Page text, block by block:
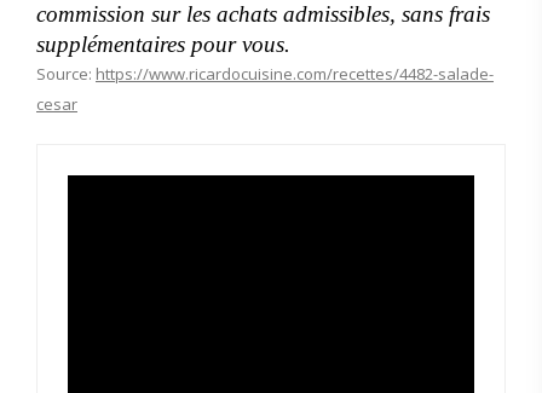
commission sur les achats admissibles, sans frais
supplémentaires pour vous.
Source: https://www.ricardocuisine.com/recettes/4482-salade-
cesar